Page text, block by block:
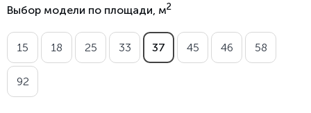
Выбор модели по площади, м2
15 18 25 33 37 45 46 58
92